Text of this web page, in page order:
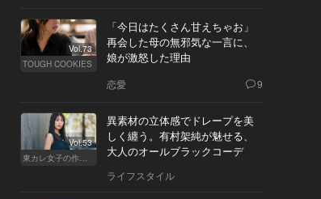
Vol.73
TOUGH COOKIES
「今日はたくさん甘えちゃお」
再会した母の無邪気な一言に、
娘が激怒した理由
恋愛 9
Vol.53
東カレ女子の作り方
異素材の立体感でドレープを美
しく纏う。有村架純が魅せる、
大人のオールブラックコーデ
ライフスタイル